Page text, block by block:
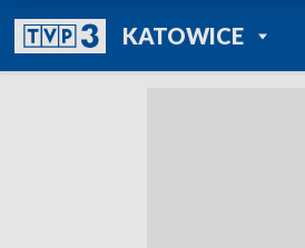
KATOWICEPOWRÓT DO
TVP REGIONY